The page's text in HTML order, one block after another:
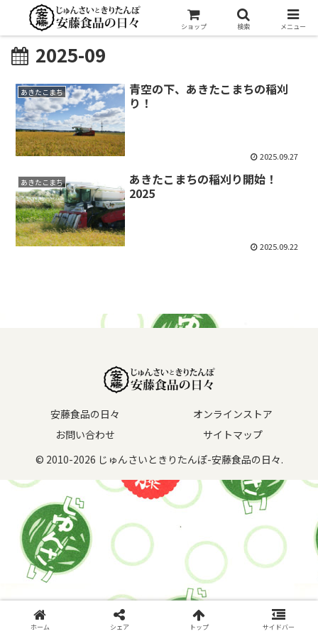
2025-09
あきたこまち
青空の下、あきたこまちの稲刈
り！
2025.09.27
あきたこまち
あきたこまちの稲刈り開始！
2025
2025.09.22
安藤食品の日々
オンラインストア
お問い合わせ
サイトマップ
© 2010-2026 じゅんさいときりたんぽ-安藤食品の日々.
ショップ 検索 メニュー
ホーム シェア トップ サイドバー